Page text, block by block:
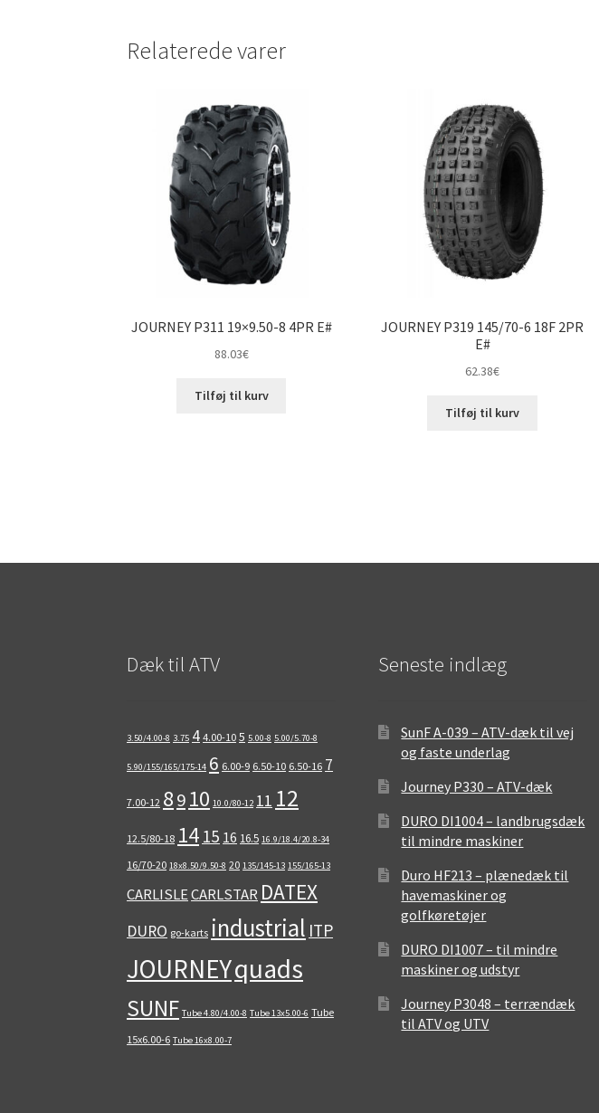
Relaterede varer
JOURNEY P311 19×9.50-8 4PR E#
88.03€
Tilføj til kurv
JOURNEY P319 145/70-6 18F 2PR
E#
62.38€
Tilføj til kurv
Dæk til ATV
3.50/4.00-8 3.75 4 4.00-10 5 5.00-8 5.00/5.70-8
5.90/155/165/175-14 6 6.00-9 6.50-10 6.50-16 7
7.00-12 8910 10.0/80-12 11 12
12.5/80-18 14 15 16 16.5 16.9/18.4/20.8-34
16/70-20 18x8.50/9.50-8 20 135/145-13 155/165-13
CARLISLECARLSTAR DATEX
DURO go-karts industrial ITP
JOURNEYquads
SUNF Tube 4.80/4.00-8 Tube 13x5.00-6 Tube
15x6.00-6 Tube 16x8.00-7
Seneste indlæg
SunF A-039 – ATV-dæk til vej
og faste underlag
Journey P330 – ATV-dæk
DURO DI1004 – landbrugsdæk
til mindre maskiner
Duro HF213 – plænedæk til
havemaskiner og
golfkøretøjer
DURO DI1007 – til mindre
maskiner og udstyr
Journey P3048 – terrændæk
til ATV og UTV